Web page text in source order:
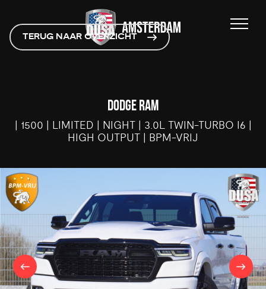
TERUG NAAR OVERZICHT
DODGE RAM
| 1500 | LIMITED | NIGHT | 3.0L TWIN-TURBO I6 |
HIGH OUTPUT | BPM-VRIJ